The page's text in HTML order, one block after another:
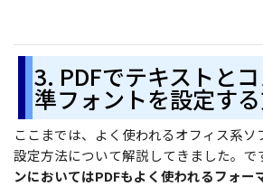
3. PDFでテキストと
準フォントを設定す
ここまでは、よく使われるオフィス系ソ
設定方法について解説してきました。で
ンにおいてはPDFもよく使われるフォー